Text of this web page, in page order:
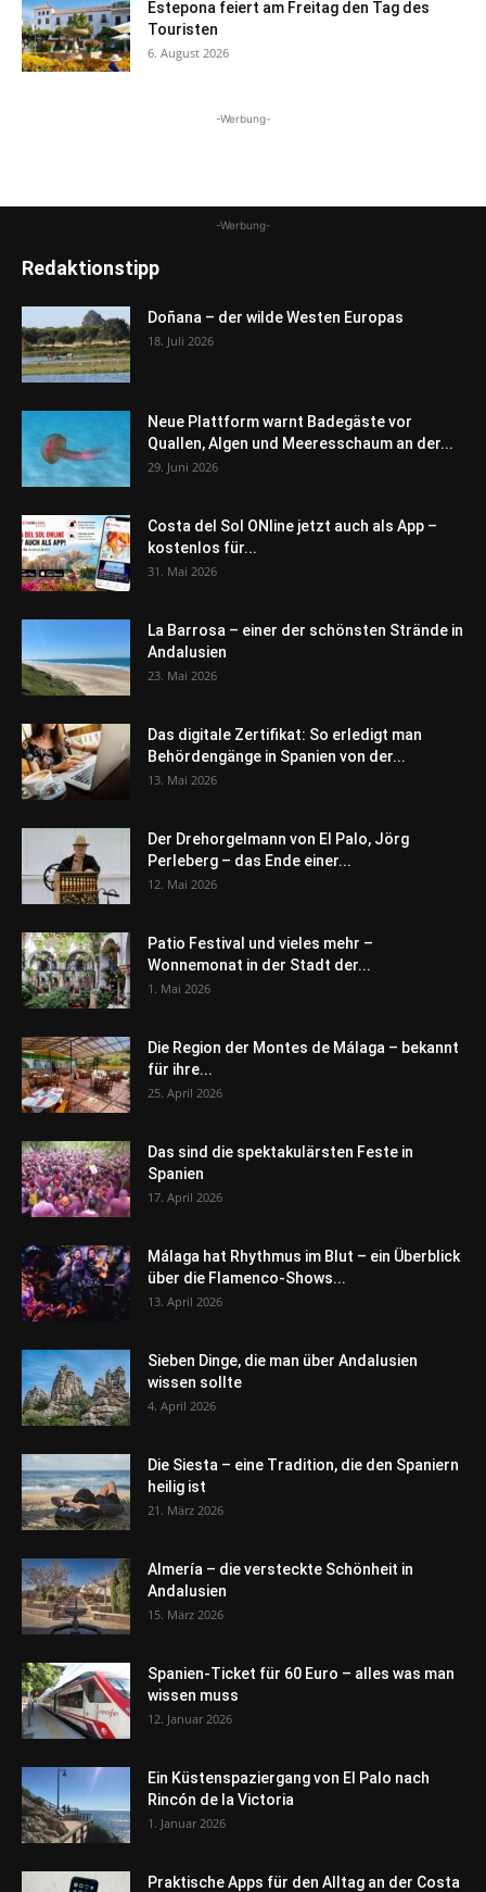
Estepona feiert am Freitag den Tag des
Touristen
6. August 2026
-Werbung-
-Werbung-
Redaktionstipp
Doñana – der wilde Westen Europas
18. Juli 2026
Neue Plattform warnt Badegäste vor
Quallen, Algen und Meeresschaum an der...
29. Juni 2026
Costa del Sol ONline jetzt auch als App –
kostenlos für...
31. Mai 2026
La Barrosa – einer der schönsten Strände in
Andalusien
23. Mai 2026
Das digitale Zertifikat: So erledigt man
Behördengänge in Spanien von der...
13. Mai 2026
Der Drehorgelmann von El Palo, Jörg
Perleberg – das Ende einer...
12. Mai 2026
Patio Festival und vieles mehr –
Wonnemonat in der Stadt der...
1. Mai 2026
Die Region der Montes de Málaga – bekannt
für ihre...
25. April 2026
Das sind die spektakulärsten Feste in
Spanien
17. April 2026
Málaga hat Rhythmus im Blut – ein Überblick
über die Flamenco-Shows...
13. April 2026
Sieben Dinge, die man über Andalusien
wissen sollte
4. April 2026
Die Siesta – eine Tradition, die den Spaniern
heilig ist
21. März 2026
Almería – die versteckte Schönheit in
Andalusien
15. März 2026
Spanien-Ticket für 60 Euro – alles was man
wissen muss
12. Januar 2026
Ein Küstenspaziergang von El Palo nach
Rincón de la Victoria
1. Januar 2026
Praktische Apps für den Alltag an der Costa